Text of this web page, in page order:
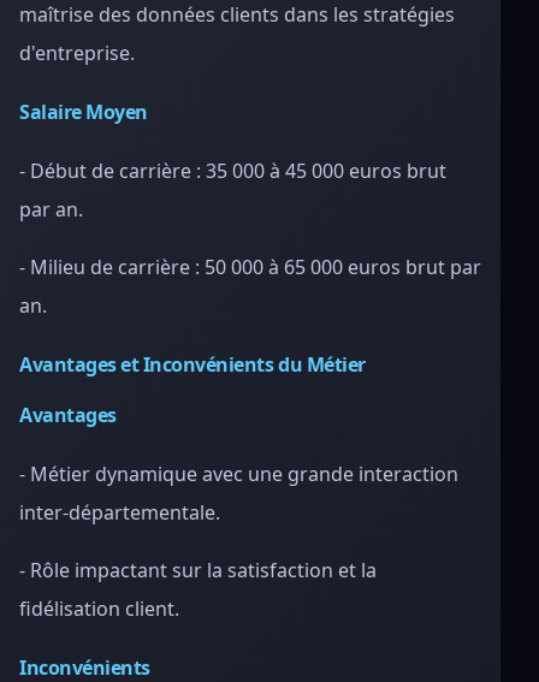
maîtrise des données clients dans les stratégies
d'entreprise.
Salaire Moyen
- Début de carrière : 35 000 à 45 000 euros brut
par an.
- Milieu de carrière : 50 000 à 65 000 euros brut par
an.
Avantages et Inconvénients du Métier
Avantages
- Métier dynamique avec une grande interaction
inter-départementale.
- Rôle impactant sur la satisfaction et la
fidélisation client.
Inconvénients